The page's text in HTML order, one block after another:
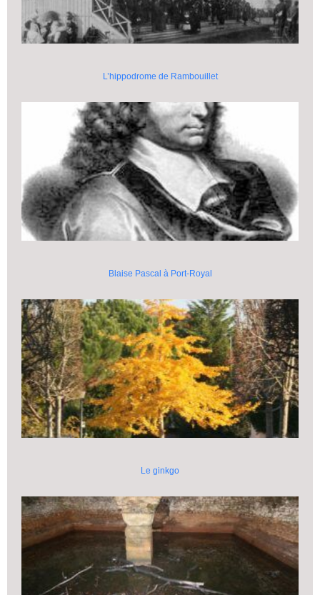
L’hippodrome de Rambouillet
Blaise Pascal à Port-Royal
Le ginkgo